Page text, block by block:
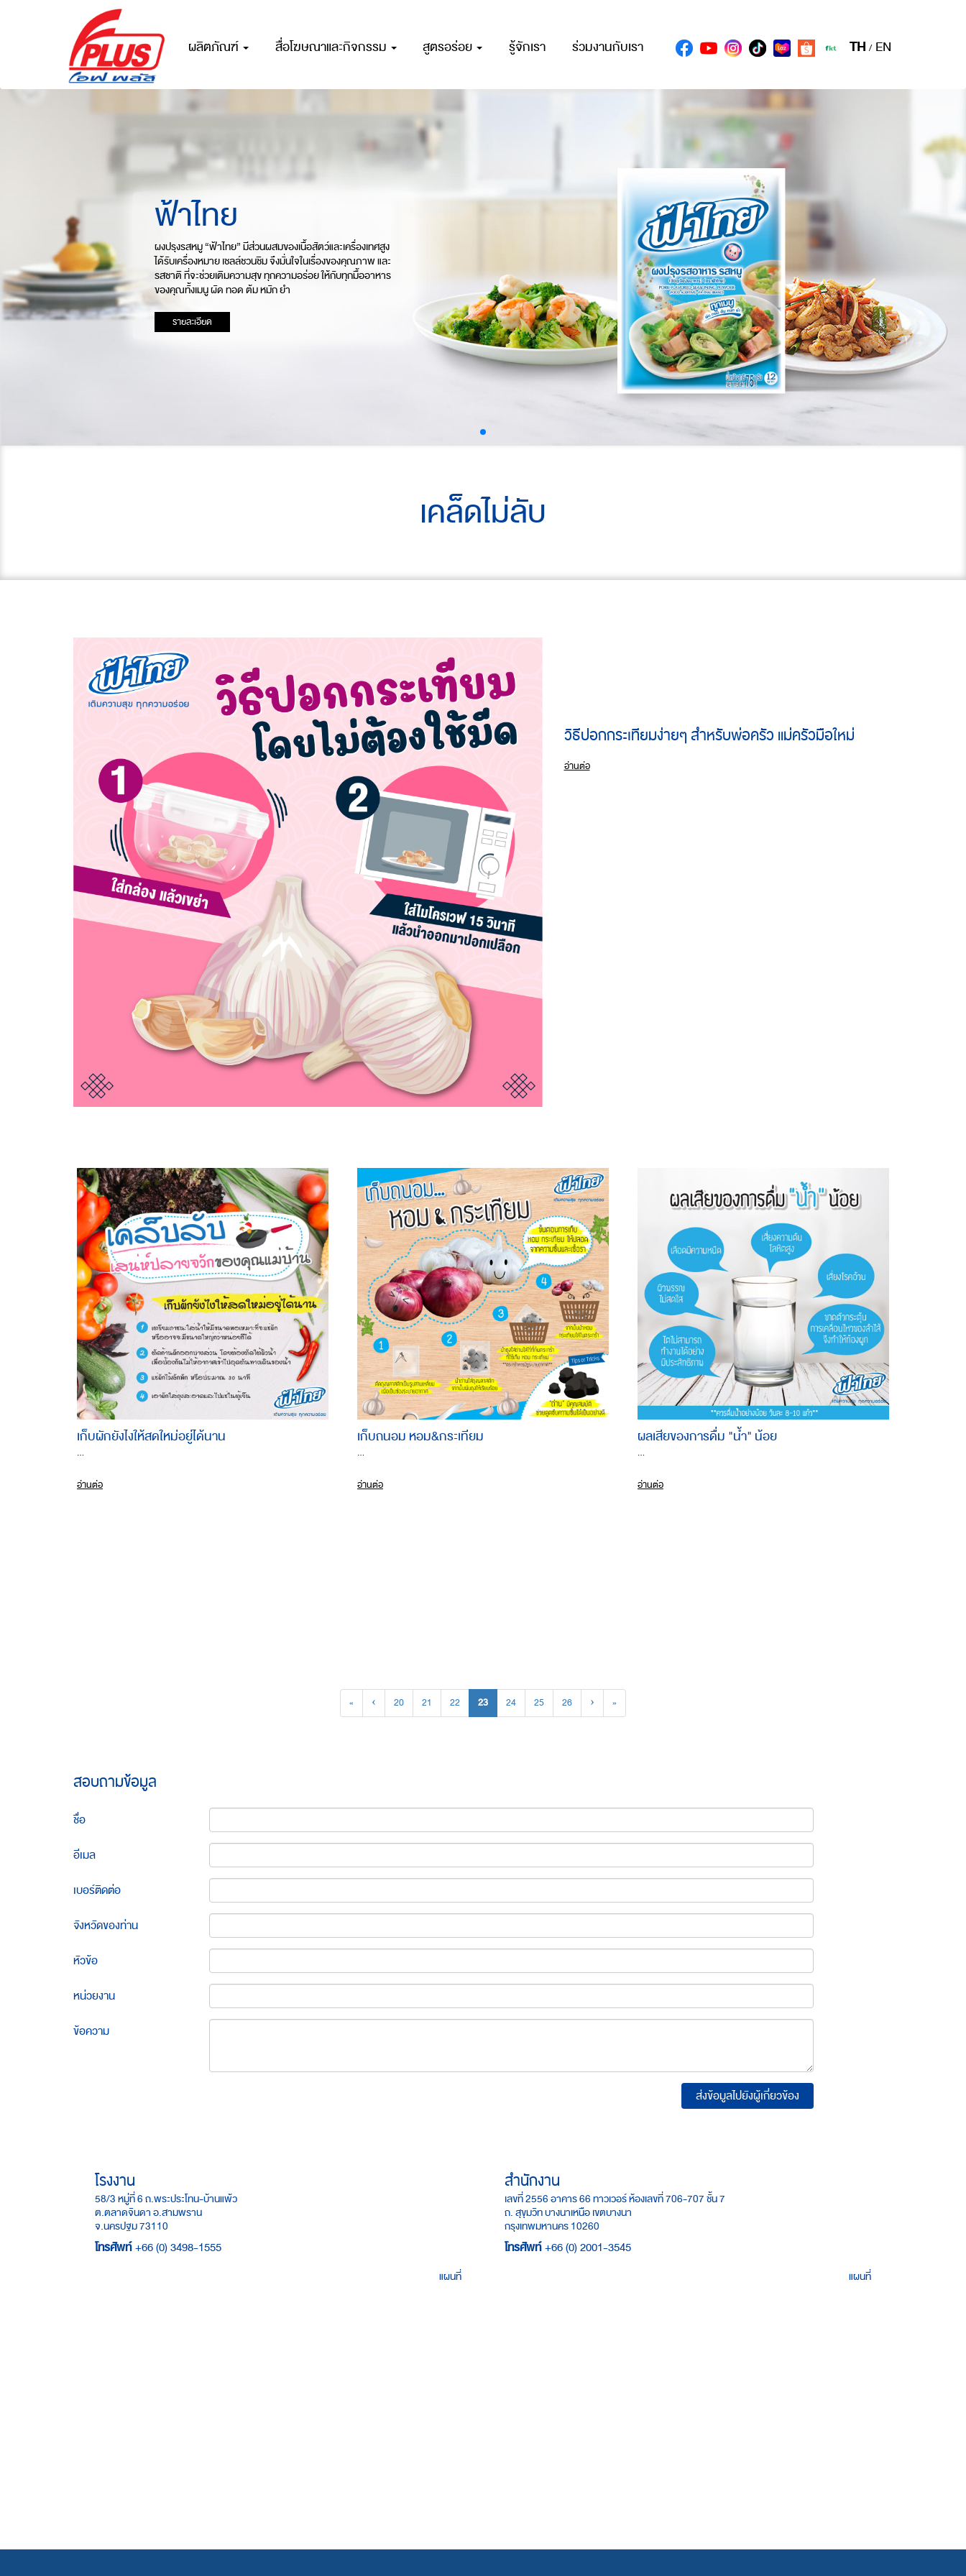
ผลิตภัณฑ์ สื่อโฆษณาและกิจกรรม สูตรอร่อย รู้จักเรา ร่วมงานกับเรา TH / EN
ฟ้าไทย
ผงปรุงรสหมู “ฟ้าไทย” มีส่วนผสมของเนื้อสัตว์และเครื่องเทศสูง
ได้รับเครื่องหมาย เชลล์ชวนชิม จึงมั่นใจในเรื่องของคุณภาพ และ
รสชาติ ที่จะช่วยเติมความสุข ทุกความอร่อย ให้กับทุกมื้ออาหาร
ของคุณทั้งเมนู ผัด ทอด ต้ม หมัก ยำ
รายละเอียด
เคล็ดไม่ลับ
วิธีปอกกระเทียมง่ายๆ สำหรับพ่อครัว แม่ครัวมือใหม่
อ่านต่อ
เก็บผักยังไงให้สดใหม่อยู่ได้นาน
...
อ่านต่อ
เก็บถนอม หอม&กระเทียม
...
อ่านต่อ
ผลเสียของการดื่ม "น้ำ" น้อย
...
อ่านต่อ
« ‹ 20 21 22 23 24 25 26 › »
สอบถามข้อมูล
ชื่อ
อีเมล
เบอร์ติดต่อ
จังหวัดของท่าน
หัวข้อ
หน่วยงาน
ข้อความ
ส่งข้อมูลไปยังผู้เกี่ยวข้อง
โรงงาน
58/3 หมู่ที่ 6 ถ.พระประโทน-บ้านแพ้ว
ต.ตลาดจินดา อ.สามพราน
จ.นครปฐม 73110
โทรศัพท์ +66 (0) 3498-1555
แผนที่
สำนักงาน
เลขที่ 2556 อาคาร 66 ทาวเวอร์ ห้องเลขที่ 706-707 ชั้น 7
ถ. สุขุมวิท บางนาเหนือ เขตบางนา
กรุงเทพมหานคร 10260
โทรศัพท์ +66 (0) 2001-3545
แผนที่